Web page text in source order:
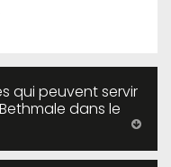
qui peuvent servir
dans le